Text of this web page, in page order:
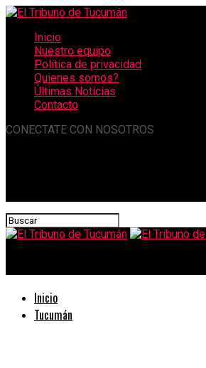
Inicio
Nuestro equipo
Política de privacidad
Quienes somos?
Últimas Noticias
Contacto
CONECTATE CON NOSOTROS
Inicio
Tucumán